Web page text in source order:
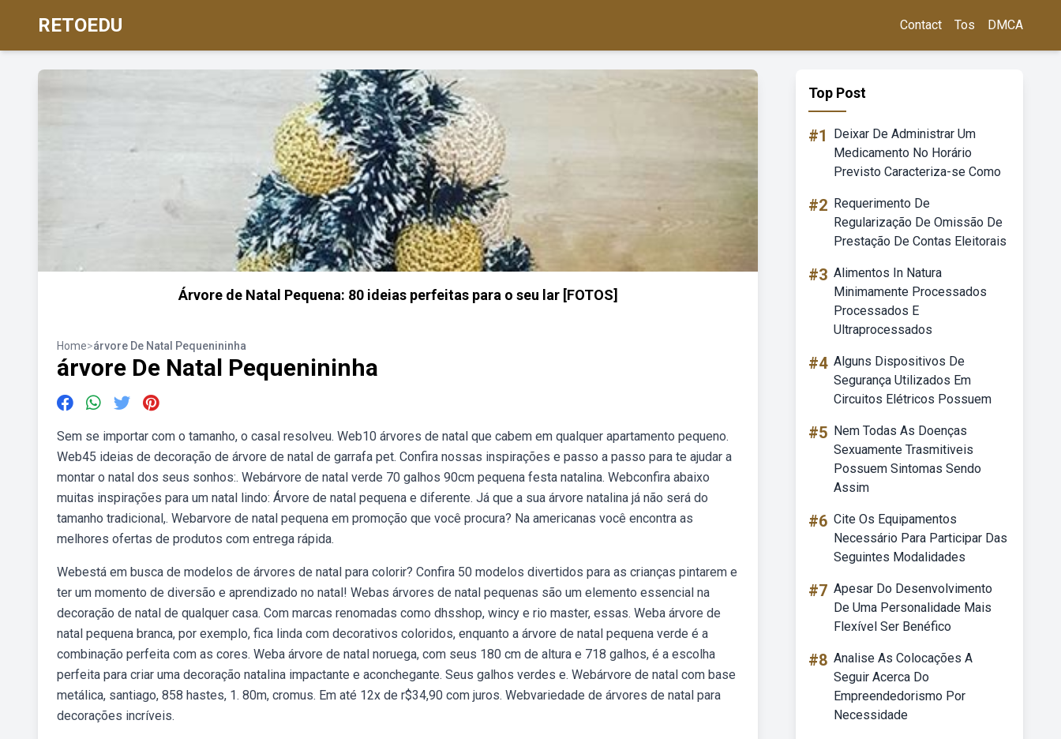
RETOEDU Contact Tos DMCA
Árvore de Natal Pequena: 80 ideias perfeitas para o seu lar [FOTOS]
Home>árvore De Natal Pequenininha
árvore De Natal Pequenininha
Sem se importar com o tamanho, o casal resolveu. Web10 árvores de natal que cabem em qualquer apartamento pequeno.
Web45 ideias de decoração de árvore de natal de garrafa pet. Confira nossas inspirações e passo a passo para te ajudar a
montar o natal dos seus sonhos:. Webárvore de natal verde 70 galhos 90cm pequena festa natalina. Webconfira abaixo
muitas inspirações para um natal lindo: Árvore de natal pequena e diferente. Já que a sua árvore natalina já não será do
tamanho tradicional,. Webarvore de natal pequena em promoção que você procura? Na americanas você encontra as
melhores ofertas de produtos com entrega rápida.
Webestá em busca de modelos de árvores de natal para colorir? Confira 50 modelos divertidos para as crianças pintarem e
ter um momento de diversão e aprendizado no natal! Webas árvores de natal pequenas são um elemento essencial na
decoração de natal de qualquer casa. Com marcas renomadas como dhsshop, wincy e rio master, essas. Weba árvore de
natal pequena branca, por exemplo, fica linda com decorativos coloridos, enquanto a árvore de natal pequena verde é a
combinação perfeita com as cores. Weba árvore de natal noruega, com seus 180 cm de altura e 718 galhos, é a escolha
perfeita para criar uma decoração natalina impactante e aconchegante. Seus galhos verdes e. Webárvore de natal com base
metálica, santiago, 858 hastes, 1. 80m, cromus. Em até 12x de r$34,90 com juros. Webvariedade de árvores de natal para
decorações incríveis.
Top Post
#1
Deixar De Administrar Um
Medicamento No Horário
Previsto Caracteriza-se Como
#2 Requerimento De
Regularização De Omissão De
Prestação De Contas Eleitorais
#3 Alimentos In Natura
Minimamente Processados
Processados E
Ultraprocessados
#4 Alguns Dispositivos De
Segurança Utilizados Em
Circuitos Elétricos Possuem
#5 Nem Todas As Doenças
Sexuamente Trasmitiveis
Possuem Sintomas Sendo
Assim
#6 Cite Os Equipamentos
Necessário Para Participar Das
Seguintes Modalidades
#7 Apesar Do Desenvolvimento
De Uma Personalidade Mais
Flexível Ser Benéfico
#8 Analise As Colocações A
Seguir Acerca Do
Empreendedorismo Por
Necessidade